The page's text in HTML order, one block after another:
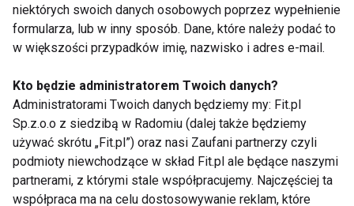
Dodajmy, że producenci artykułów dla niemowląt
wprowadzili już na rynek wiele produktów
oznaczonych jako "BPA free", czyli nie
zawierających związku BPA.
Niektórzy eksperci uważają, że narażenie na stały
kontakt z BPA ma wpływ "estrogenopodoby", co
zwłaszcza w krytycznych okresach rozwoju, może
być powiązane z szeregiem zagrożeń dlazdrowia
niektórych swoich danych osobowych poprzez wypełnienie
formularza, lub w inny sposób. Dane, które należy podać to
w większości przypadków imię, nazwisko i adres e-mail.
Kto będzie administratorem Twoich danych?
Administratorami Twoich danych będziemy my: Fit.pl
Sp.z.o.o z siedzibą w Radomiu (dalej także będziemy
używać skrótu „Fit.pl”) oraz nasi Zaufani partnerzy czyli
podmioty niewchodzące w skład Fit.pl ale będące naszymi
partnerami, z którymi stale współpracujemy. Najczęściej ta
współpraca ma na celu dostosowywanie reklam, które